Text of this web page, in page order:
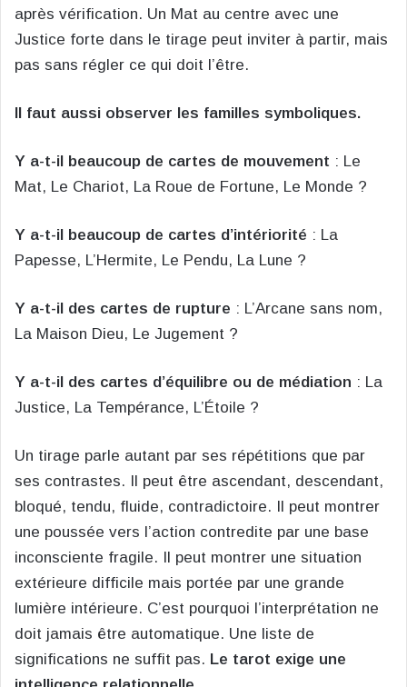
après vérification. Un Mat au centre avec une
Justice forte dans le tirage peut inviter à partir, mais
pas sans régler ce qui doit l’être.
Il faut aussi observer les familles symboliques.
Y a-t-il beaucoup de cartes de mouvement : Le
Mat, Le Chariot, La Roue de Fortune, Le Monde ?
Y a-t-il beaucoup de cartes d’intériorité : La
Papesse, L’Hermite, Le Pendu, La Lune ?
Y a-t-il des cartes de rupture : L’Arcane sans nom,
La Maison Dieu, Le Jugement ?
Y a-t-il des cartes d’équilibre ou de médiation : La
Justice, La Tempérance, L’Étoile ?
Un tirage parle autant par ses répétitions que par
ses contrastes. Il peut être ascendant, descendant,
bloqué, tendu, fluide, contradictoire. Il peut montrer
une poussée vers l’action contredite par une base
inconsciente fragile. Il peut montrer une situation
extérieure difficile mais portée par une grande
lumière intérieure. C’est pourquoi l’interprétation ne
doit jamais être automatique. Une liste de
significations ne suffit pas. Le tarot exige une